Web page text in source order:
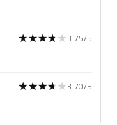
★★★★★
★★★★★3.75/5
★★★★★
★★★★★3.70/5